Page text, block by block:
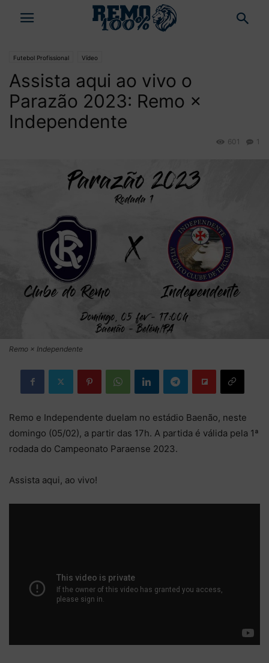
Futebol Profissional Vídeo
Assista aqui ao vivo o
Parazão 2023: Remo ×
Independente
1
601
Remo × Independente
Remo e Independente duelam no estádio Baenão, neste
domingo (05/02), a partir das 17h. A partida é válida pela 1ª
rodada do Campeonato Paraense 2023.
Assista aqui, ao vivo!